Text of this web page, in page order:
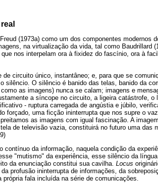
(1973a) como um dos componentes modernos
na virtualização da vida, tal como Baudrillard
nos interpelam ora à fixidez do fascínio, ora à
circuito único, instantâneo; e, para que se
silêncio. O silêncio é banido das telas, banido da
as imagens) nunca se calam; imagens e
a síncope no circuito, a ligeira catástrofe, o
- ruptura carregada de angústia e júbilo,
forçado, uma ficção ininterrupta que nos supre o
as imagens com igual fascinação. A
de televisão vazia, constituirá no futuro uma das
da informação, naquela condição da
"mutismo" da experiência, esse silêncio da
da enunciação constitui sua cavilha. Locus
profusão ininterrupta de informações, da
fala incluída na série de comunicações.